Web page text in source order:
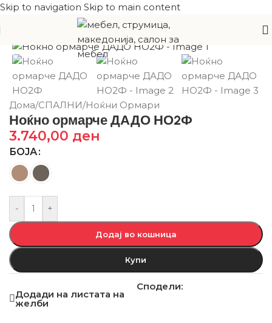
Skip to navigation Skip to main content
Дома/СПАЛНИ/Ноќни Ормари
Ноќно ормарче ДАДО НО2Ф
3.740,00 ден
БОЈА
- +
Додај во кошница
Купи
Додади на листата на
желби
Сподели: